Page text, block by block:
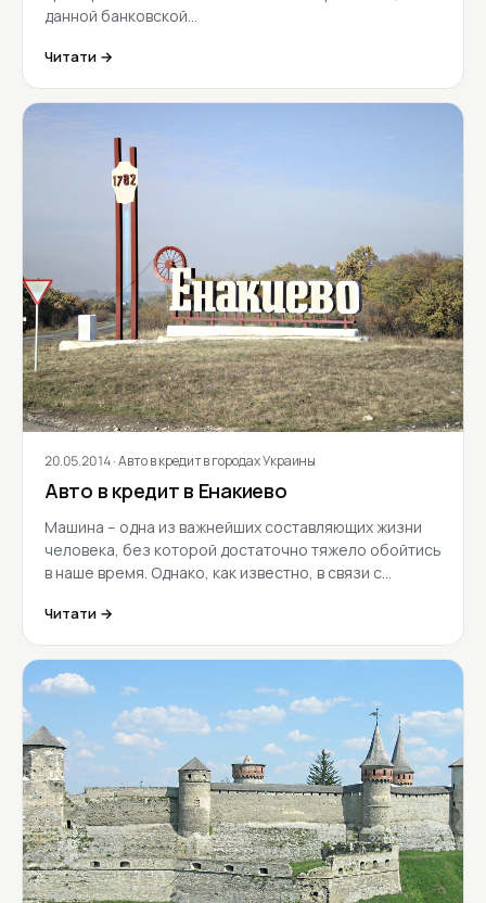
данной банковской…
Читати →
20.05.2014· Авто в кредит в городах Украины
Авто в кредит в Енакиево
Машина – одна из важнейших составляющих жизни
человека, без которой достаточно тяжело обойтись
в наше время. Однако, как известно, в связи с…
Читати →